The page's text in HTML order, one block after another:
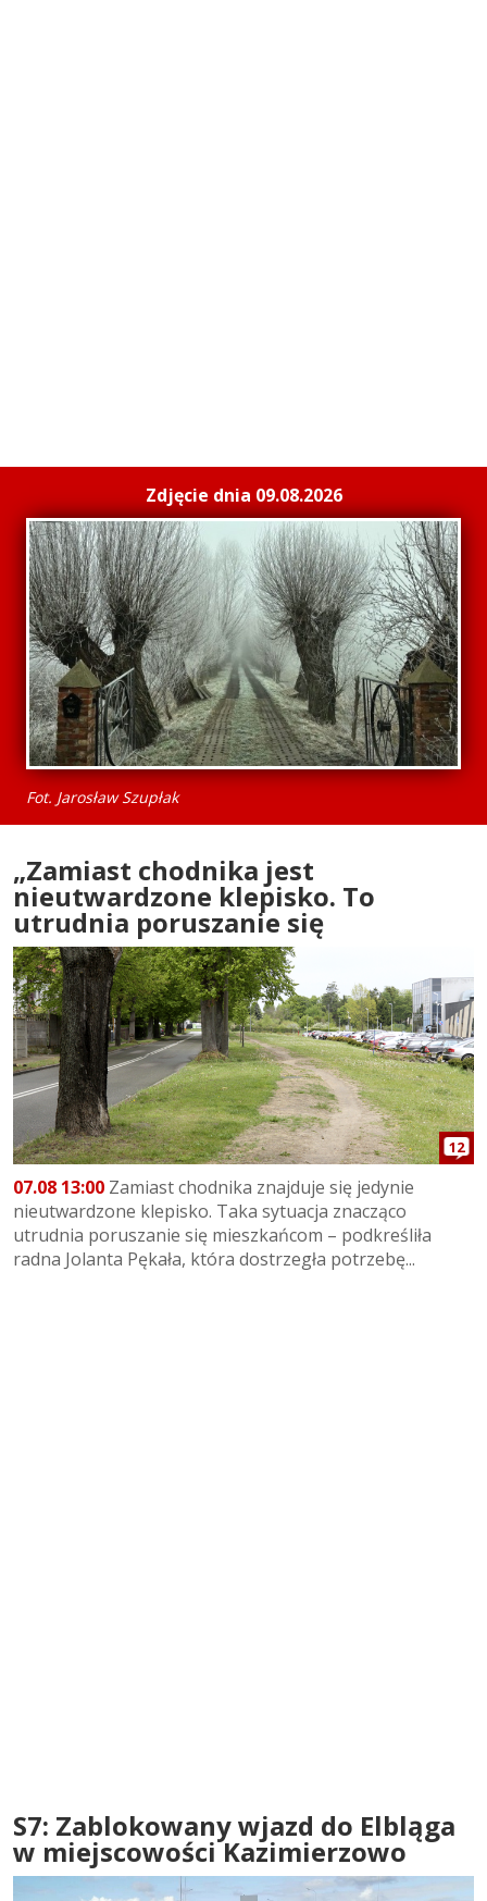
Zdjęcie dnia 09.08.2026
Fot. Jarosław Szupłak
„Zamiast chodnika jest
nieutwardzone klepisko. To
utrudnia poruszanie się
12
07.08 13:00 Zamiast chodnika znajduje się jedynie
nieutwardzone klepisko. Taka sytuacja znacząco
utrudnia poruszanie się mieszkańcom – podkreśliła
radna Jolanta Pękała, która dostrzegła potrzebę...
S7: Zablokowany wjazd do Elbląga
w miejscowości Kazimierzowo